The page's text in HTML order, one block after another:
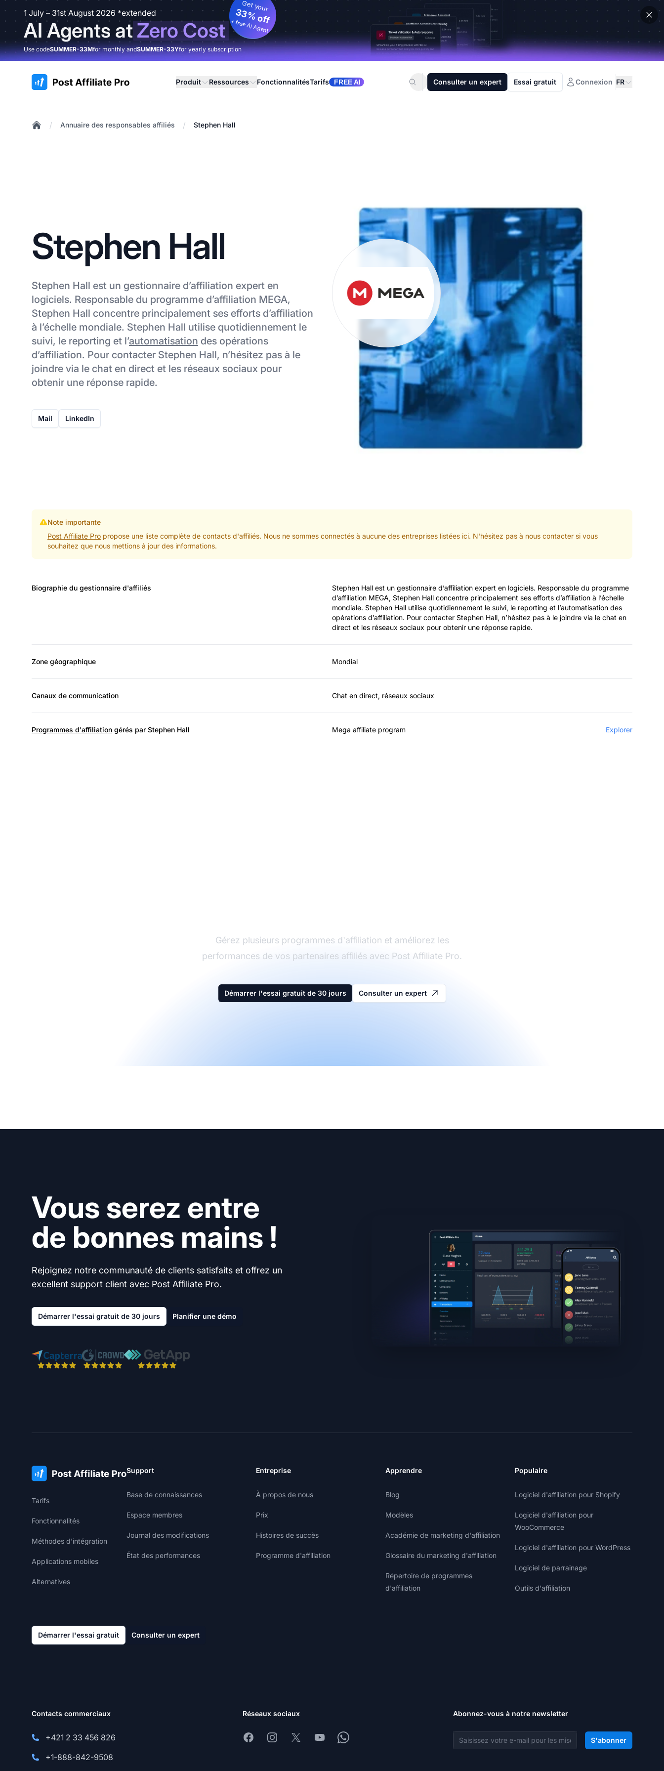
1 July – 31st August 2026 *extended
AI Agents atZero Cost
Get your
33% off
+ free AI Agent
Use codeSUMMER-33Mfor monthly andSUMMER-33Yfor yearly subscription
:site.title Produit Ressources FonctionnalitésTarifs FREE AI Consulter un expert Essai gratuit Connexion FR
/ Annuaire des responsables affiliés / Stephen Hall
Stephen Hall
Stephen Hall est un gestionnaire d’affiliation expert en
logiciels. Responsable du programme d’affiliation MEGA,
Stephen Hall concentre principalement ses efforts d’affiliation
à l’échelle mondiale. Stephen Hall utilise quotidiennement le
suivi, le reporting et l’automatisation des opérations
d’affiliation. Pour contacter Stephen Hall, n’hésitez pas à le
joindre via le chat en direct et les réseaux sociaux pour
obtenir une réponse rapide.
Mail LinkedIn
Note importante
Post Affiliate Propropose une liste complète de contacts d'affiliés. Nous ne sommes connectés à aucune des entreprises listées ici. N'hésitez pas à nous contacter si vous
souhaitez que nous mettions à jour des informations.
Biographie du gestionnaire d'affiliés
Stephen Hall est un gestionnaire d’affiliation expert en logiciels. Responsable du programme
d’affiliation MEGA, Stephen Hall concentre principalement ses efforts d’affiliation à l’échelle
mondiale. Stephen Hall utilise quotidiennement le suivi, le reporting et l’automatisation des
opérations d’affiliation. Pour contacter Stephen Hall, n’hésitez pas à le joindre via le chat en
direct et les réseaux sociaux pour obtenir une réponse rapide.
Zone géographique Mondial
Canaux de communication Chat en direct, réseaux sociaux
Programmes d'affiliation gérés par Stephen Hall Mega affiliate program Explorer
Gérez plusieurs programmes d'affiliation et améliorez les
performances de vos partenaires affiliés avec Post Affiliate Pro.
Démarrer l'essai gratuit de 30 jours Consulter un expert
Vous serez entre
de bonnes mains !
Rejoignez notre communauté de clients satisfaits et offrez un
excellent support client avec Post Affiliate Pro.
Démarrer l'essai gratuit de 30 jours Planifier une démo
Tarifs
Fonctionnalités
Méthodes d'intégration
Applications mobiles
Alternatives
Support
Base de connaissances
Espace membres
Journal des modifications
État des performances
Entreprise
À propos de nous
Prix
Histoires de succès
Programme d'affiliation
Apprendre
Blog
Modèles
Académie de marketing d'affiliation
Glossaire du marketing d'affiliation
Répertoire de programmes
d'affiliation
Populaire
Logiciel d'affiliation pour Shopify
Logiciel d'affiliation pour
WooCommerce
Logiciel d'affiliation pour WordPress
Logiciel de parrainage
Outils d'affiliation
Démarrer l'essai gratuit Consulter un expert
Contacts commerciaux
+421 2 33 456 826
+1-888-842-9508
Réseaux sociaux
FacebookInstagram
X YoutubeWhatsapp
Abonnez-vous à notre newsletter
Adresse e-mail S'abonner